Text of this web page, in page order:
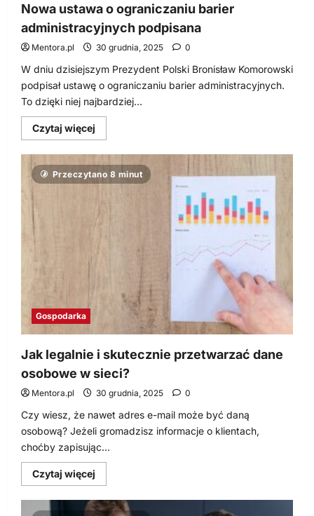
Nowa ustawa o ograniczaniu barier
administracyjnych podpisana
Mentora.pl 30 grudnia, 2025 0
W dniu dzisiejszym Prezydent Polski Bronisław Komorowski
podpisał ustawę o ograniczaniu barier administracyjnych.
To dzięki niej najbardziej...
Czytaj więcej
się
o
Nowa
ustawa
o
administracyjnych
podpisana
Przeczytano 8 minut
Gospodarka
Jak legalnie i skutecznie przetwarzać dane
osobowe w sieci?
Mentora.pl 30 grudnia, 2025 0
Czy wiesz, że nawet adres e-mail może być daną
osobową? Jeżeli gromadzisz informacje o klientach,
choćby zapisując...
Czytaj więcej
się
o
Jak